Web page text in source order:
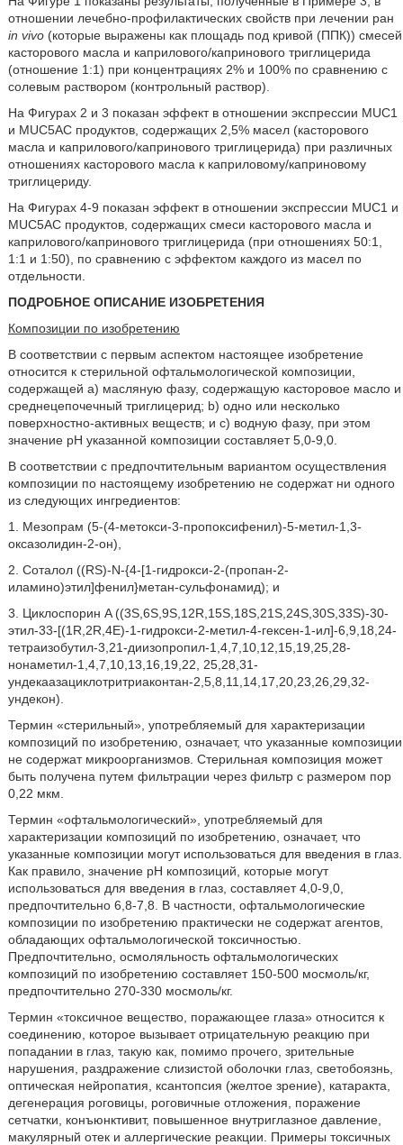
отношении лечебно-профилактических свойств при лечении ран
in vivo(которые выражены как площадь под кривой (ППК)) смесей
касторового масла и каприлового/капринового триглицерида
(отношение 1:1) при концентрациях 2% и 100% по сравнению с
солевым раствором (контрольный раствор).
На Фигурах 2 и 3 показан эффект в отношении экспрессии MUC1
и MUC5AC продуктов, содержащих 2,5% масел (касторового
масла и каприлового/капринового триглицерида) при различных
отношениях касторового масла к каприловому/каприновому
триглицериду.
На Фигурах 4-9 показан эффект в отношении экспрессии MUC1 и
MUC5AC продуктов, содержащих смеси касторового масла и
каприлового/капринового триглицерида (при отношениях 50:1,
1:1 и 1:50), по сравнению с эффектом каждого из масел по
отдельности.
ПОДРОБНОЕ ОПИСАНИЕ ИЗОБРЕТЕНИЯ
Композиции по изобретению
В соответствии с первым аспектом настоящее изобретение
относится к стерильной офтальмологической композиции,
содержащей a) масляную фазу, содержащую касторовое масло и
среднецепочечный триглицерид; b) одно или несколько
поверхностно-активных веществ; и c) водную фазу, при этом
значение pH указанной композиции составляет 5,0-9,0.
В соответствии с предпочтительным вариантом осуществления
композиции по настоящему изобретению не содержат ни одного
из следующих ингредиентов:
1. Мезопрам (5-(4-метокси-3-пропоксифенил)-5-метил-1,3-
оксазолидин-2-он),
2. Соталол ((RS)-N-{4-[1-гидрокси-2-(пропан-2-
иламино)этил]фенил}метан-сульфонамид); и
3. Циклоспорин A ((3S,6S,9S,12R,15S,18S,21S,24S,30S,33S)-30-
этил-33-[(1R,2R,4E)-1-гидрокси-2-метил-4-гексен-1-ил]-6,9,18,24-
тетраизобутил-3,21-диизопропил-1,4,7,10,12,15,19,25,28-
нонаметил-1,4,7,10,13,16,19,22, 25,28,31-
ундекаазациклотритриаконтан-2,5,8,11,14,17,20,23,26,29,32-
ундекон).
Термин «стерильный», употребляемый для характеризации
композиций по изобретению, означает, что указанные композиции
не содержат микроорганизмов. Стерильная композиция может
быть получена путем фильтрации через фильтр с размером пор
0,22 мкм.
Термин «офтальмологический», употребляемый для
характеризации композиций по изобретению, означает, что
указанные композиции могут использоваться для введения в глаз.
Как правило, значение pH композиций, которые могут
использоваться для введения в глаз, составляет 4,0-9,0,
предпочтительно 6,8-7,8. В частности, офтальмологические
композиции по изобретению практически не содержат агентов,
обладающих офтальмологической токсичностью.
Предпочтительно, осмоляльность офтальмологических
композиций по изобретению составляет 150-500 мосмоль/кг,
предпочтительно 270-330 мосмоль/кг.
Термин «токсичное вещество, поражающее глаза» относится к
соединению, которое вызывает отрицательную реакцию при
попадании в глаз, такую как, помимо прочего, зрительные
нарушения, раздражение слизистой оболочки глаз, светобоязнь,
оптическая нейропатия, ксантопсия (желтое зрение), катаракта,
дегенерация роговицы, роговичные отложения, поражение
сетчатки, конъюнктивит, повышенное внутриглазное давление,
макулярный отек и аллергические реакции. Примеры токсичных